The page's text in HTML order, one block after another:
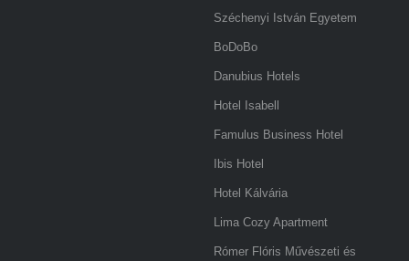
Széchenyi István Egyetem
BoDoBo
Danubius Hotels
Hotel Isabell
Famulus Business Hotel
Ibis Hotel
Hotel Kálvária
Lima Cozy Apartment
Rómer Flóris Művészeti és